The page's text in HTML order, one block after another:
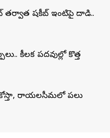
తర్వాత షకీబ్‌ ఇంటిపై దాడి..
కీలక పదవుల్లో కొత్త
కోస్తా, రాయలసీమలో పలు